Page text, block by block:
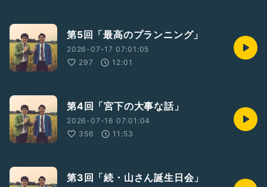
第5回「最高のプランニング」
2026-07-17 07:01:05
297
12:01
第4回「宮下の大事な話」
2026-07-16 07:01:04
356
11:53
第3回「続・山さん誕生日会」